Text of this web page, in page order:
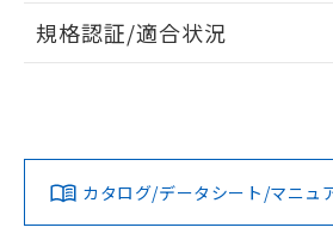
ログイン/会員登
ダウンロードデータをご利用いただく
みください。
ソフトウェアの使用条件
EU RoHS 注意事項・凡例
対応済み
規格認証/適合状況
LR型式承認
DNV型式承認
カタログ/データシート/マニュ